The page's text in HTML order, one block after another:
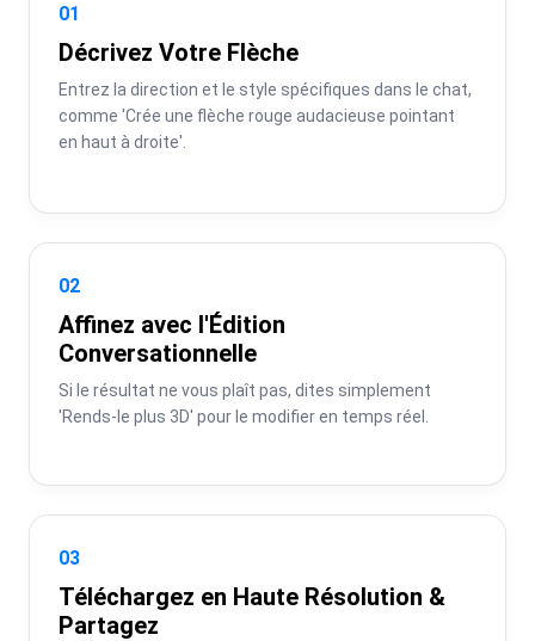
01
Décrivez Votre Flèche
Entrez la direction et le style spécifiques dans le chat,
comme 'Crée une flèche rouge audacieuse pointant
en haut à droite'.
02
Affinez avec l'Édition
Conversationnelle
Si le résultat ne vous plaît pas, dites simplement
'Rends-le plus 3D' pour le modifier en temps réel.
03
Téléchargez en Haute Résolution &
Partagez